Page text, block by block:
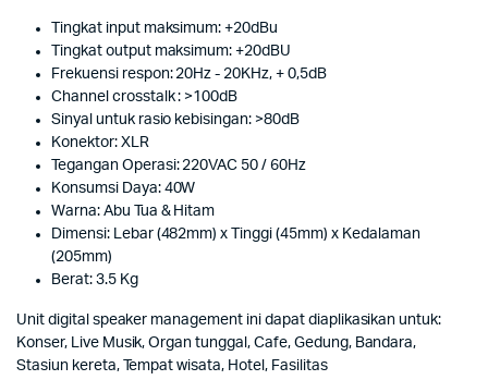
Tingkat input maksimum: +20dBu
Tingkat output maksimum: +20dBU
Frekuensi respon: 20Hz - 20KHz, + 0,5dB
Channel crosstalk : >100dB
Sinyal untuk rasio kebisingan: >80dB
Konektor: XLR
Tegangan Operasi: 220VAC 50 / 60Hz
Konsumsi Daya: 40W
Warna: Abu Tua & Hitam
Dimensi: Lebar (482mm) x Tinggi (45mm) x Kedalaman
(205mm)
Berat: 3.5 Kg
Unit digital speaker management ini dapat diaplikasikan untuk:
Konser, Live Musik, Organ tunggal, Cafe, Gedung, Bandara,
Stasiun kereta, Tempat wisata, Hotel, Fasilitas